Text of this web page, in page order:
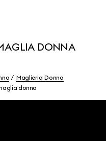
DONNA
Maglieria Donna
donna